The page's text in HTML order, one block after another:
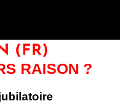
(FR)
RAISON ?